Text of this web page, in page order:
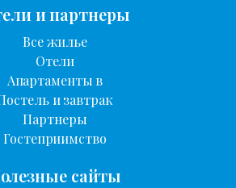
и партнеры
Все жилье
Отели
Апартаменты в
и завтрак
Партнеры
Гостеприимство
сайты